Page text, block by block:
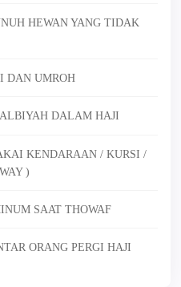
HEWAN YANG TIDAK
DAN UMROH
DALAM HAJI
KENDARAAN / KURSI /
)
SAAT THOWAF
ORANG PERGI HAJI